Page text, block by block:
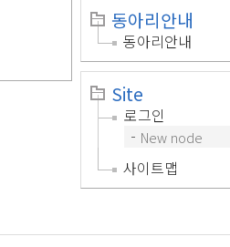
동아리안내
동아리안내
Site
로그인
New node
사이트맵